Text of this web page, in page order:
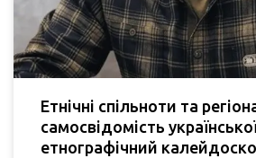
Етнічні спільноти та
самосвідомість
етнографічний